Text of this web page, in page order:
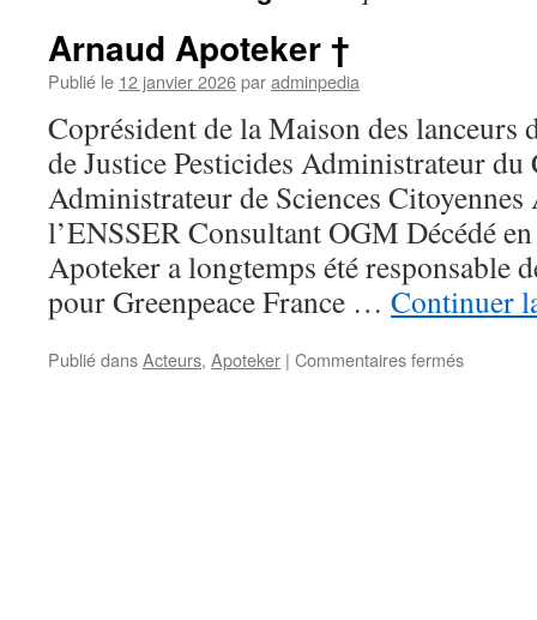
Arnaud Apoteker †
Publié le 12 janvier 2026paradminpedia
Coprésident de la Maison des lanceurs
de Justice Pesticides Administrateur
Administrateur de Sciences
l’ENSSER Consultant OGM Décédé
Apoteker a longtemps été responsable
pour Greenpeace France … Continuer
Publié dansActeurs, Apoteker | Commentaires ferméssur